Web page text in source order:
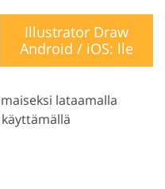
Illustrator Draw
Android / iOS: lle
lataamalla